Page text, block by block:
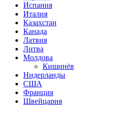
Испания
Италия
Казахстан
Канада
Латвия
Литва
Молдова
Кишинёв
Нидерланды
США
Франция
Швейцария